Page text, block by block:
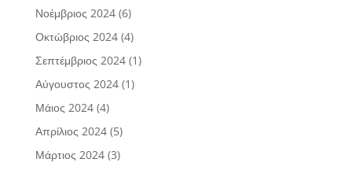
Νοέμβριος 2024(6)
Οκτώβριος 2024(4)
Σεπτέμβριος 2024(1)
Αύγουστος 2024(1)
Μάιος 2024(4)
Απρίλιος 2024(5)
Μάρτιος 2024(3)